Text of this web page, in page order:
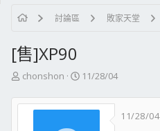
討論區 敗家天堂
[售]XP90
主
發
chonshon
開
日
11/28/04
11/28/04